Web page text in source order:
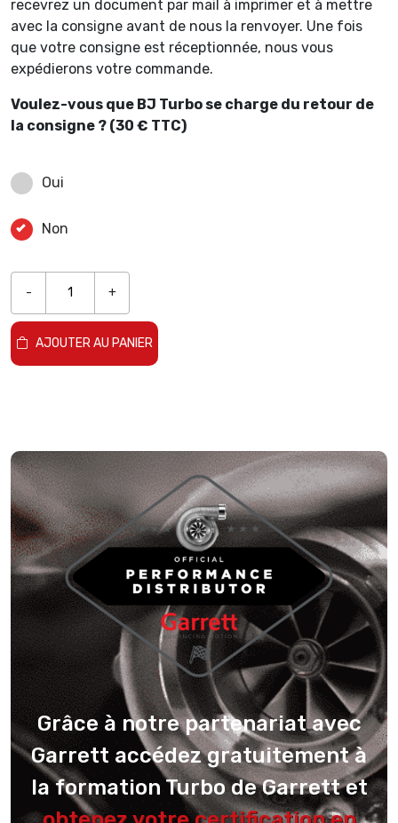
recevrez un document par mail à imprimer et à mettre
avec la consigne avant de nous la renvoyer. Une fois
que votre consigne est réceptionnée, nous vous
expédierons votre commande.
Voulez-vous que BJ Turbo se charge du retour de
la consigne ? (30 € TTC)
Oui
Non
- +
AJOUTER AU PANIER
Grâce à notre partenariat avec
Garrett accédez gratuitement à
la formation Turbo de Garrett et